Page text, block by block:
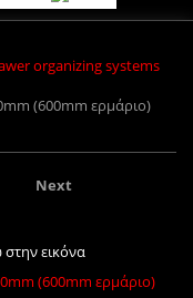
organizing systems
(600mm ερμάριο)
Next
εικόνα